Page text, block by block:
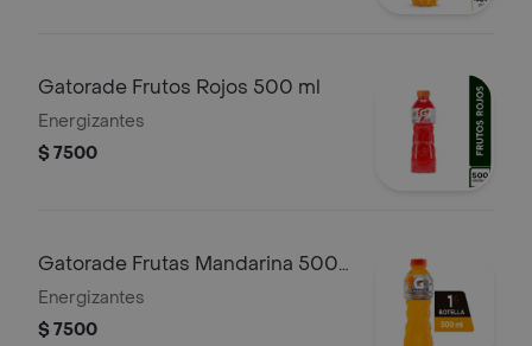
Gatorade Frutos Rojos 500 ml
Energizantes
$ 7500
Gatorade Frutas Mandarina 500
ml
Energizantes
$ 7500